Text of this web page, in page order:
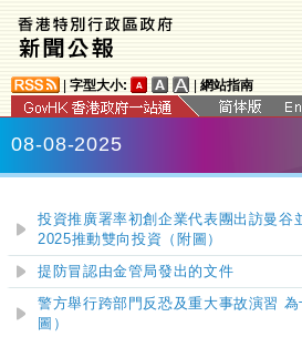
字型大小: 網站指南
08-08-2025
投資推廣署率初創企業代表團出訪曼谷
2025推動雙向投資（附圖）
提防冒認由金管局發出的文件
警方舉行跨部門反恐及重大事故演習
圖）